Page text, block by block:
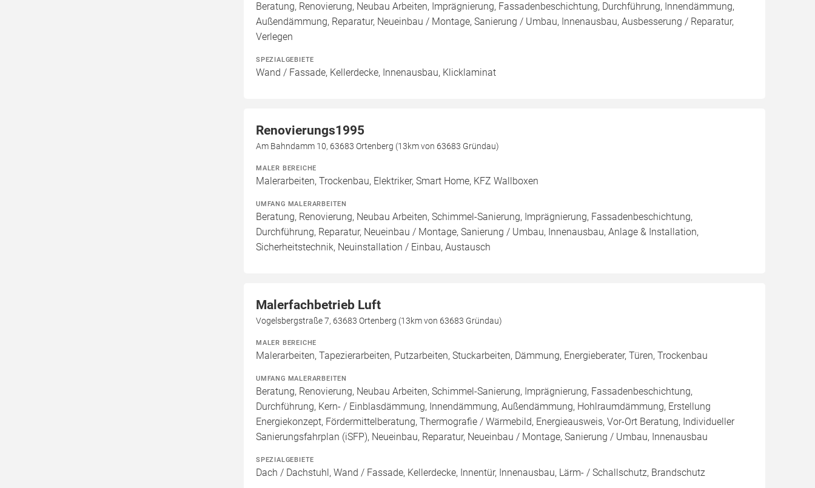
Beratung, Renovierung, Neubau Arbeiten, Imprägnierung, Fassadenbeschichtung, Durchführung, Innendämmung,
Außendämmung, Reparatur, Neueinbau / Montage, Sanierung / Umbau, Innenausbau, Ausbesserung / Reparatur,
Verlegen
SPEZIALGEBIETE
Wand / Fassade, Kellerdecke, Innenausbau, Klicklaminat
Renovierungs1995
Am Bahndamm 10, 63683 Ortenberg (13km von 63683 Gründau)
MALER BEREICHE
Malerarbeiten, Trockenbau, Elektriker, Smart Home, KFZ Wallboxen
UMFANG MALERARBEITEN
Beratung, Renovierung, Neubau Arbeiten, Schimmel-Sanierung, Imprägnierung, Fassadenbeschichtung,
Durchführung, Reparatur, Neueinbau / Montage, Sanierung / Umbau, Innenausbau, Anlage & Installation,
Sicherheitstechnik, Neuinstallation / Einbau, Austausch
Malerfachbetrieb Luft
Vogelsbergstraße 7, 63683 Ortenberg (13km von 63683 Gründau)
MALER BEREICHE
Malerarbeiten, Tapezierarbeiten, Putzarbeiten, Stuckarbeiten, Dämmung, Energieberater, Türen, Trockenbau
UMFANG MALERARBEITEN
Beratung, Renovierung, Neubau Arbeiten, Schimmel-Sanierung, Imprägnierung, Fassadenbeschichtung,
Durchführung, Kern- / Einblasdämmung, Innendämmung, Außendämmung, Hohlraumdämmung, Erstellung
Energiekonzept, Fördermittelberatung, Thermografie / Wärmebild, Energieausweis, Vor-Ort Beratung, Individueller
Sanierungsfahrplan (iSFP), Neueinbau, Reparatur, Neueinbau / Montage, Sanierung / Umbau, Innenausbau
SPEZIALGEBIETE
Dach / Dachstuhl, Wand / Fassade, Kellerdecke, Innentür, Innenausbau, Lärm- / Schallschutz, Brandschutz